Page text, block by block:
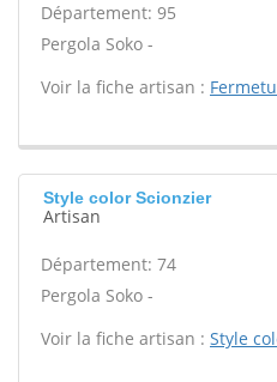
Département: 95
Pergola Soko -
Voir la fiche artisan :
Style color Scionzier
Artisan
Département: 74
Pergola Soko -
Voir la fiche artisan : Style